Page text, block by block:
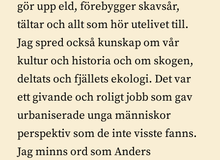
gör upp eld, förebygger skavsår,
tältar och allt som hör utelivet till.
Jag spred också kunskap om vår
kultur och historia och om skogen,
deltats och fjällets ekologi. Det var
ett givande och roligt jobb som gav
urbaniserade unga människor
perspektiv som de inte visste fanns.
Jag minns ord som Anders